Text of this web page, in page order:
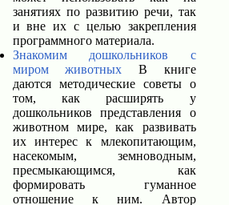
занятиях по развитию речи, так
и вне их с целью закрепления
программного материала.
Знакомим дошкольников с
миром животных В книге
даются методические советы о
том, как расширять у
дошкольников представления о
животном мире, как развивать
их интерес к млекопитающим,
насекомым, земноводным,
пресмыкающимся, как
формировать гуманное
отношение к ним. Автор